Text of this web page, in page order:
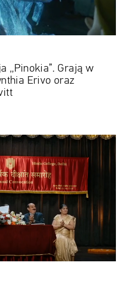
„Pinokia”. Grają w
Erivo oraz